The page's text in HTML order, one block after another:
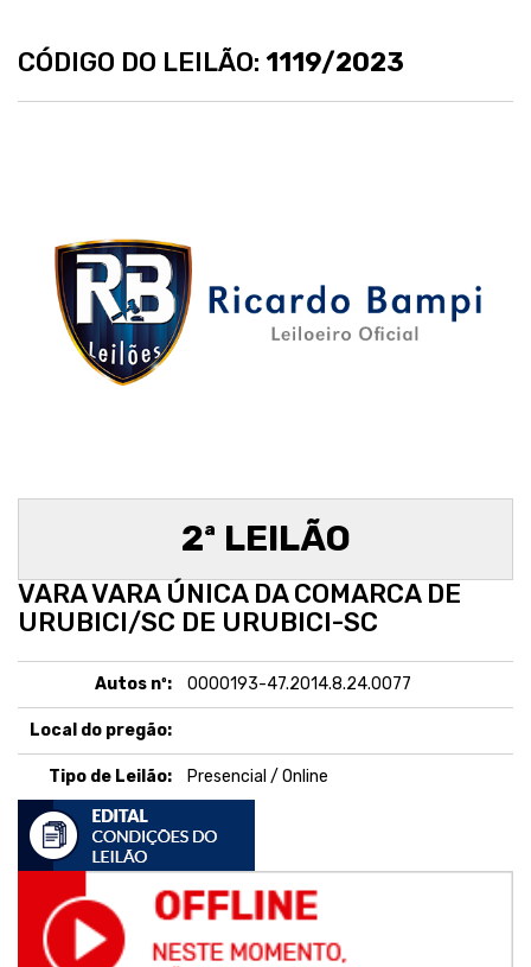
CÓDIGO DO LEILÃO: 1119/2023
2ª LEILÃO
VARA VARA ÚNICA DA COMARCA DE
URUBICI/SC DE URUBICI-SC
Autos nº: 0000193-47.2014.8.24.0077
Local do pregão:
Tipo de Leilão: Presencial / Online